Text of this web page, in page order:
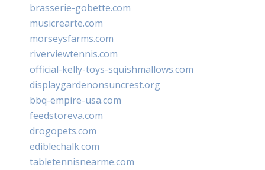
brasserie-gobette.com
musicrearte.com
morseysfarms.com
riverviewtennis.com
official-kelly-toys-squishmallows.com
displaygardenonsuncrest.org
bbq-empire-usa.com
feedstoreva.com
drogopets.com
ediblechalk.com
tabletennisnearme.com